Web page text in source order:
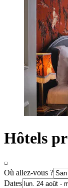
Hôtels
Où allez-vous ?
Dates